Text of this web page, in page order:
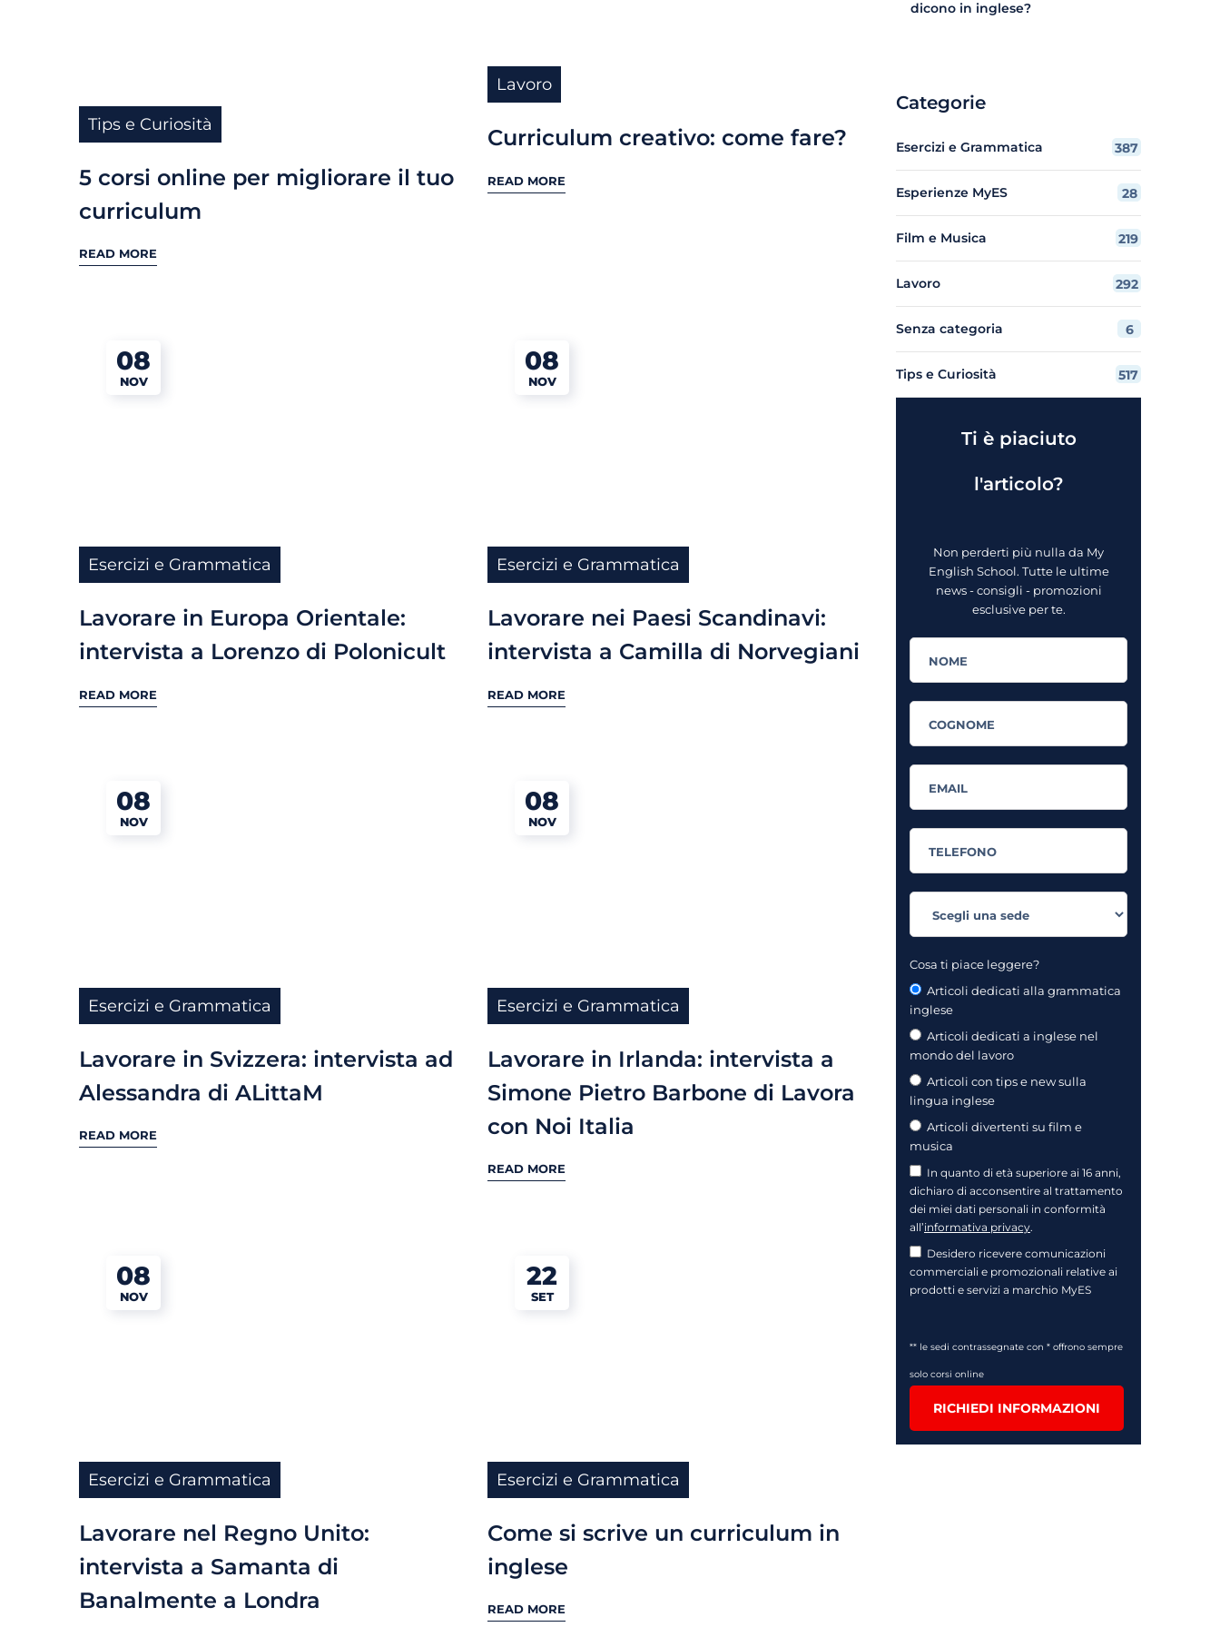
Tips e Curiosità
5 corsi online per migliorare il tuo
curriculum
READ MORE
Lavoro
Curriculum creativo: come fare?
READ MORE
08
NOV
Esercizi e Grammatica
Lavorare in Europa Orientale:
intervista a Lorenzo di Polonicult
READ MORE
08
NOV
Esercizi e Grammatica
Lavorare nei Paesi Scandinavi:
intervista a Camilla di Norvegiani
READ MORE
08
NOV
Esercizi e Grammatica
Lavorare in Svizzera: intervista ad
Alessandra di ALittaM
READ MORE
08
NOV
Esercizi e Grammatica
Lavorare in Irlanda: intervista a
Simone Pietro Barbone di Lavora
con Noi Italia
READ MORE
08
NOV
Esercizi e Grammatica
Lavorare nel Regno Unito:
intervista a Samanta di
Banalmente a Londra
22
SET
Esercizi e Grammatica
Come si scrive un curriculum in
inglese
READ MORE
dicono in inglese?
Categorie
Esercizi e Grammatica 387
Esperienze MyES 28
Film e Musica 219
Lavoro 292
Senza categoria 6
Tips e Curiosità 517
Ti è piaciuto
l'articolo?
Non perderti più nulla da My
English School. Tutte le ultime
news - consigli - promozioni
esclusive per te.
Cosa ti piace leggere?
Articoli dedicati alla grammatica
inglese
Articoli dedicati a inglese nel
mondo del lavoro
Articoli con tips e new sulla
lingua inglese
Articoli divertenti su film e
musica
In quanto di età superiore ai 16 anni,
dichiaro di acconsentire al trattamento
dei miei dati personali in conformità
all’informativa privacy.
Desidero ricevere comunicazioni
commerciali e promozionali relative ai
prodotti e servizi a marchio MyES
** le sedi contrassegnate con * offrono sempre
solo corsi online
RICHIEDI INFORMAZIONI